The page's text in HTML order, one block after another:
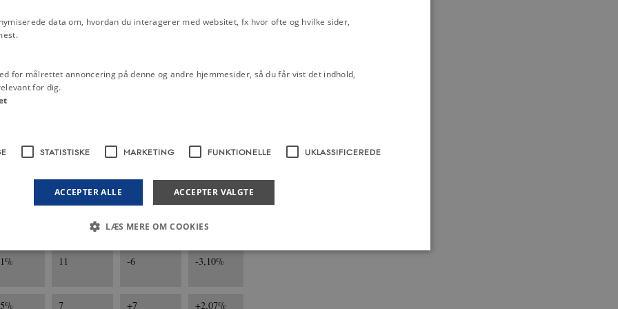
16 -15 -7,54%
11 -6 -3,10%
7 +7 +2,07%
data om, hvordan du interagerer med websitet, fx hvor ofte og hvilke sider,
for målrettet annoncering på denne og andre hjemmesider, så du får vist det indhold,
for dig.
STATISTISKE MARKETING FUNKTIONELLE UKLASSIFICEREDE
ACCEPTER ALLE ACCEPTER VALGTE
LÆS MERE OM COOKIES
med at gøre hjemmesiden brugbar ved at aktivere nogle grundlæggende funktioner som navigation mm.